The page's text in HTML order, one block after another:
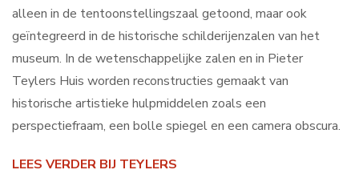
alleen in de tentoonstellingszaal getoond, maar ook
geïntegreerd in de historische schilderijenzalen van het
museum. In de wetenschappelijke zalen en in Pieter
Teylers Huis worden reconstructies gemaakt van
historische artistieke hulpmiddelen zoals een
perspectiefraam, een bolle spiegel en een camera obscura.
LEES VERDER BIJ TEYLERS